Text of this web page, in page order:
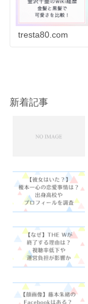
tresta80.com
新着記事